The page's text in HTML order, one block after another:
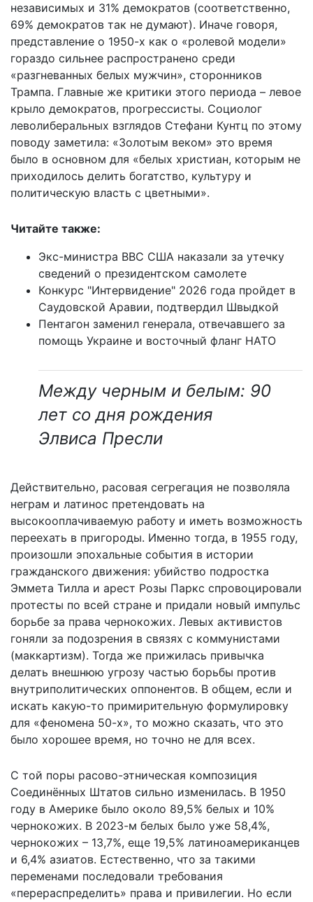
независимых и 31% демократов (соответственно,
69% демократов так не думают). Иначе говоря,
представление о 1950-х как о «ролевой модели»
гораздо сильнее распространено среди
«разгневанных белых мужчин», сторонников
Трампа. Главные же критики этого периода – левое
крыло демократов, прогрессисты. Социолог
леволиберальных взглядов Стефани Кунтц по этому
поводу заметила: «Золотым веком» это время
было в основном для «белых христиан, которым не
приходилось делить богатство, культуру и
политическую власть с цветными».
Читайте также:
Экс-министра ВВС США наказали за утечку
сведений о президентском самолете
Конкурс "Интервидение" 2026 года пройдет в
Саудовской Аравии, подтвердил Швыдкой
Пентагон заменил генерала, отвечавшего за
помощь Украине и восточный фланг НАТО
Между черным и белым: 90
лет со дня рождения
Элвиса Пресли
Действительно, расовая сегрегация не позволяла
неграм и латинос претендовать на
высокооплачиваемую работу и иметь возможность
переехать в пригороды. Именно тогда, в 1955 году,
произошли эпохальные события в истории
гражданского движения: убийство подростка
Эммета Тилла и арест Розы Паркс спровоцировали
протесты по всей стране и придали новый импульс
борьбе за права чернокожих. Левых активистов
гоняли за подозрения в связях с коммунистами
(маккартизм). Тогда же прижилась привычка
делать внешнюю угрозу частью борьбы против
внутриполитических оппонентов. В общем, если и
искать какую-то примирительную формулировку
для «феномена 50-х», то можно сказать, что это
было хорошее время, но точно не для всех.
С той поры расово-этническая композиция
Соединённых Штатов сильно изменилась. В 1950
году в Америке было около 89,5% белых и 10%
чернокожих. В 2023-м белых было уже 58,4%,
чернокожих – 13,7%, еще 19,5% латиноамериканцев
и 6,4% азиатов. Естественно, что за такими
переменами последовали требования
«перераспределить» права и привилегии. Но если